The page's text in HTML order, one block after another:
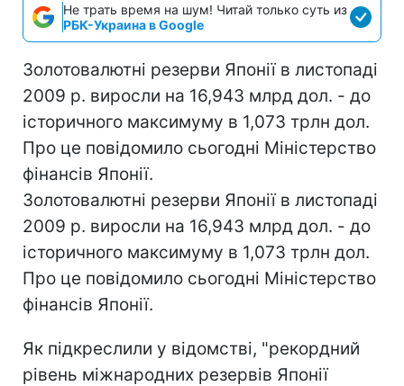
Не трать время на шум! Читай только суть из
РБК-Украина в Google
Золотовалютні резерви Японії в листопаді
2009 р. виросли на 16,943 млрд дол. - до
історичного максимуму в 1,073 трлн дол.
Про це повідомило сьогодні Міністерство
фінансів Японії.
Золотовалютні резерви Японії в листопаді
2009 р. виросли на 16,943 млрд дол. - до
історичного максимуму в 1,073 трлн дол.
Про це повідомило сьогодні Міністерство
фінансів Японії.
Як підкреслили у відомстві, "рекордний
рівень міжнародних резервів Японії